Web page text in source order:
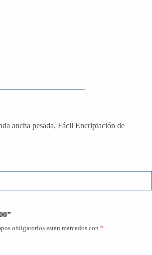
ancha pesada, Fácil Encriptación de
obligatorios están marcados con *